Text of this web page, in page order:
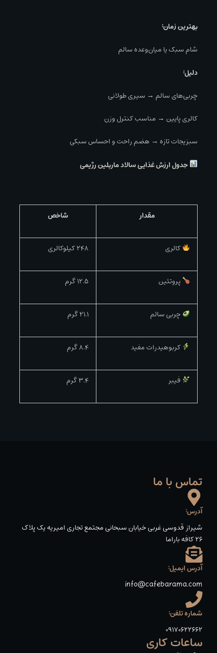
بهترین زمان:
شام سبک یا میان‌وعده سالم
دلیل:
چربی‌های سالم → سیری طولانی
کالری پایین → مناسب کنترل وزن
سبزیجات تازه → هضم راحت و احساس سبکی
جدول ارزش غذایی سالاد ماربلین رژیمی
مقدار شاخص
کالری ۲۴۸ کیلوکالری
پروتئین ۱۲.۵ گرم
چربی سالم ۲۱.۱ گرم
کربوهیدرات مفید ۸.۴ گرم
فیبر ۳.۴ گرم
تماس با ما
آدرس:
شیراز قدوسی غربی خیابان سبحانی مجتمع تجاری امیریه یک پلاک
۲۶ کافه باراما
آدرس ایمیل:
info@cafebarama.com
شماره تلفن:
09170622662
ساعات کاری